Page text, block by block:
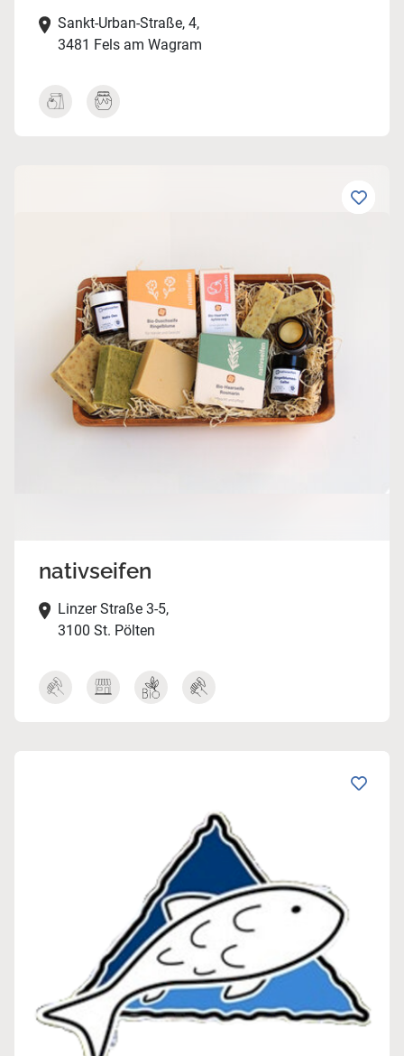
Sankt-Urban-Straße, 4,
3481 Fels am Wagram
nativseifen
Linzer Straße 3-5,
3100 St. Pölten